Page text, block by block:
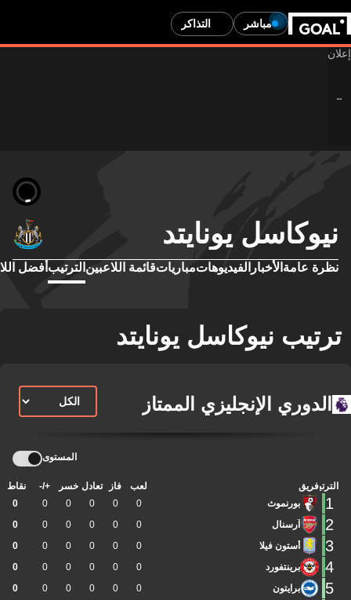
مباشر التذاكر
نيوكاسل يونايتد
نظرة عامة الأخبار الفيديوهاتمبارياتقائمة اللاعبين الترتيب أفضل
ترتيب نيوكاسل يونايتد
الدوري الإنجليزي الممتاز
المستوى
الترتيبفريق لعب فاز تعادل خسر +/- نقاط
1 بورنموث 0
0
0
0
0
0
2 آرسنال 0
0
0
0
0
0
3 أستون فيلا 0
0
0
0
0
0
4 برينتفورد 0
0
0
0
0
0
5 برايتون 0
0
0
0
0
0